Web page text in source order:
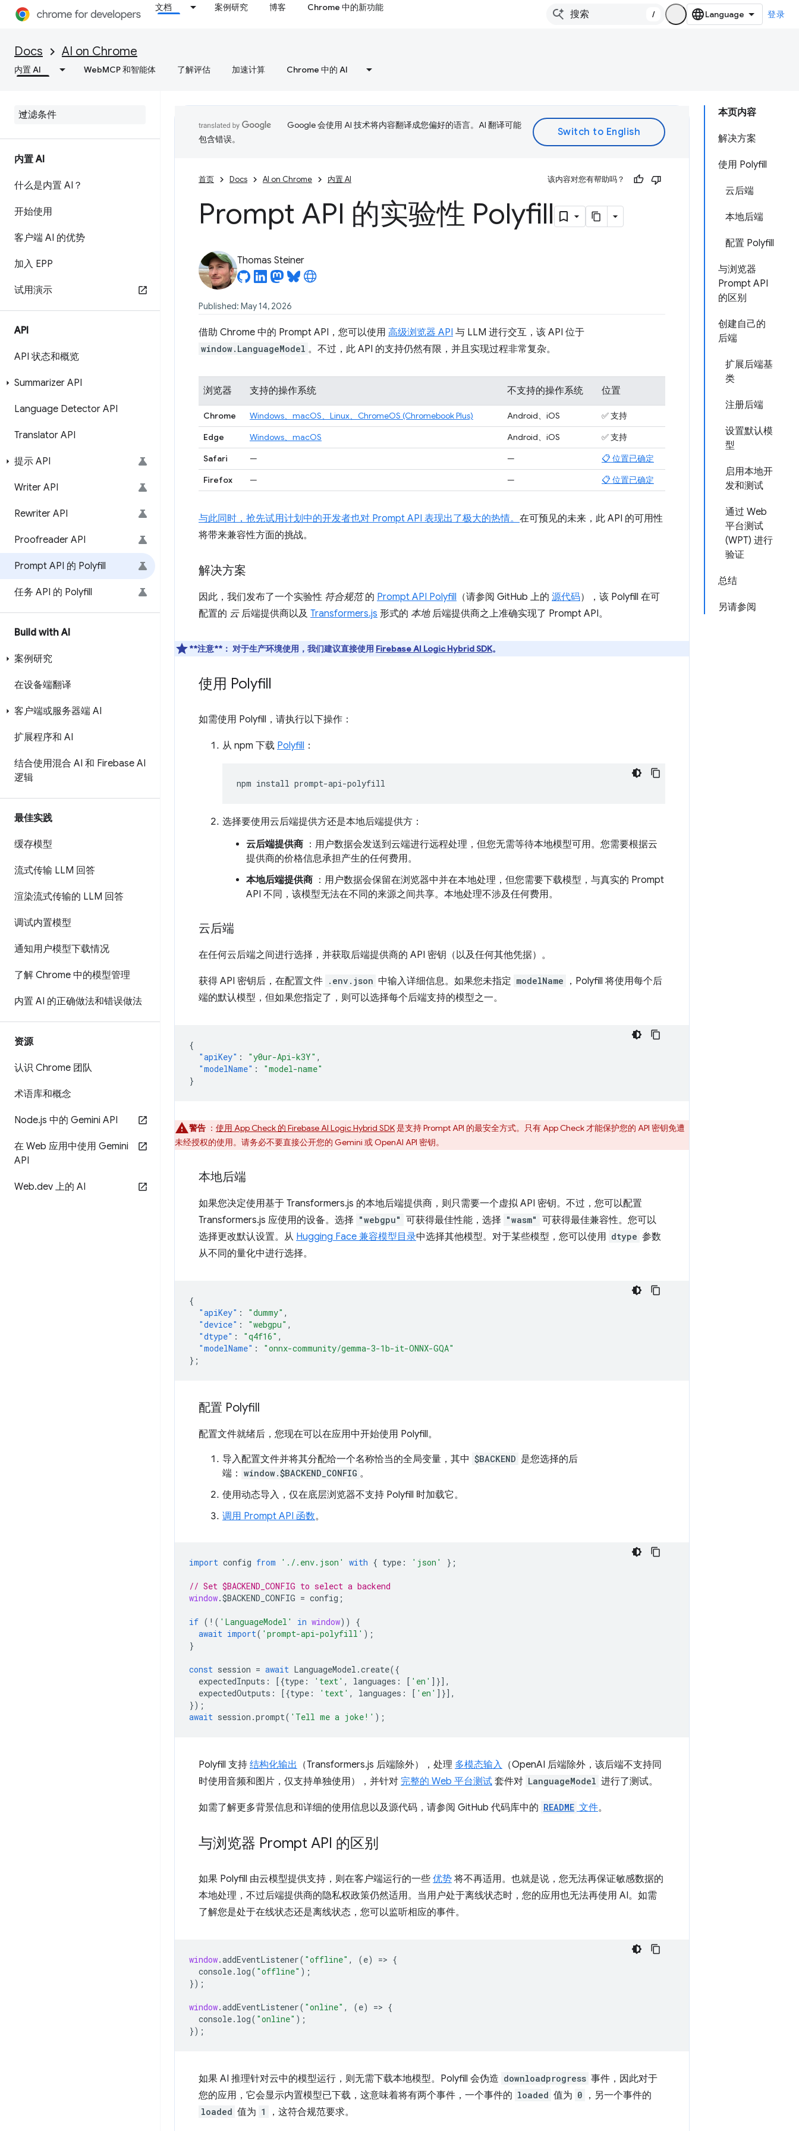
文档 案例研究 博客 Chrome 中的新功能
/ 登录
Docs AI on Chrome
内置 AI WebMCP 和智能体 了解评估 加速计算 Chrome 中的 AI
内置 AI
什么是内置 AI？
开始使用
客户端 AI 的优势
加入 EPP
试用演示
API
API 状态和概览
Summarizer API
Language Detector API
Translator API
提示 API
Writer API
Rewriter API
Proofreader API
Prompt API 的 Polyfill
任务 API 的 Polyfill
Build with AI
案例研究
在设备端翻译
客户端或服务器端 AI
扩展程序和 AI
结合使用混合 AI 和 Firebase AI
逻辑
最佳实践
缓存模型
流式传输 LLM 回答
渲染流式传输的 LLM 回答
调试内置模型
通知用户模型下载情况
了解 Chrome 中的模型管理
内置 AI 的正确做法和错误做法
资源
认识 Chrome 团队
术语库和概念
Node.js 中的 Gemini API
在 Web 应用中使用 Gemini
API
Web.dev 上的 AI
本页内容
解决方案
使用 Polyfill
云后端
本地后端
配置 Polyfill
与浏览器
Prompt API
的区别
创建自己的
后端
扩展后端基
类
注册后端
设置默认模
型
启用本地开
发和测试
通过 Web
平台测试
(WPT) 进行
验证
总结
另请参阅
Google 会使用 AI 技术将内容翻译成您偏好的语言。AI 翻译可能
包含错误。
首页 Docs AI on Chrome 内置 AI 该内容对您有帮助吗？
Prompt API 的实验性 Polyfill
Thomas Steiner
Published: May 14, 2026
借助 Chrome 中的 Prompt API，您可以使用 高级浏览器 API 与 LLM 进行交互，该 API 位于
window.LanguageModel 。不过，此 API 的支持仍然有限，并且实现过程非常复杂。
浏览器 支持的操作系统 不支持的操作系统 位置
Chrome Windows、macOS、Linux、ChromeOS (Chromebook Plus) Android、iOS
✅ 支持
Edge
Windows、macOS Android、iOS
✅ 支持
Safari
— —
📋 位置已确定
Firefox
— — 📋 位置已确定
与此同时，抢先试用计划中的开发者也对 Prompt API 表现出了极大的热情。 在可预见的未来，此 API 的可用性
将带来兼容性方面的挑战。
解决方案
因此，我们发布了一个实验性 符合规范的 Prompt API Polyfill （请参阅 GitHub 上的 源代码），该 Polyfill 在可
配置的 云后端提供商以及 Transformers.js 形式的 本地后端提供商之上准确实现了 Prompt API。
**注意**： 对于生产环境使用，我们建议直接使用 Firebase AI Logic Hybrid SDK。
使用 Polyfill
如需使用 Polyfill，请执行以下操作：
从 npm 下载 Polyfill ：
npm install
选择要使用云后端提供方还是本地后端提供方：
云后端提供商 ：用户数据会发送到云端进行远程处理，但您无需等待本地模型可用。您需要根据云
提供商的价格信息承担产生的任何费用。
本地后端提供商 ：用户数据会保留在浏览器中并在本地处理，但您需要下载模型，与真实的 Prompt
API 不同，该模型无法在不同的来源之间共享。本地处理不涉及任何费用。
云后端
在任何云后端之间进行选择，并获取后端提供商的 API 密钥（以及任何其他凭据）。
获得 API 密钥后，在配置文件 .env.json 中输入详细信息。如果您未指定 modelName
，Polyfill 将使用每个后
端的默认模型，但如果您指定了，则可以选择每个后端支持的模型之一。
{
"apiKey" : "y0ur-Api-k3Y" ,
"modelName" :
"model-name"
}
警告 ： 使用 App Check 的 Firebase AI Logic Hybrid SDK是支持 Prompt API 的最安全方式。只有 App Check 才能保护您的 API 密钥免遭
未经授权的使用。请务必不要直接公开您的 Gemini 或 OpenAI API 密钥。
本地后端
如果您决定使用基于 Transformers.js 的本地后端提供商，则只需要一个虚拟 API 密钥。不过，您可以配置
Transformers.js 应使用的设备。选择 "webgpu" 可获得最佳性能，选择 "wasm" 可获得最佳兼容性。您可以
选择更改默认设置。从 Hugging Face 兼容模型目录中选择其他模型。对于某些模型，您可以使用 dtype 参数
从不同的量化中进行选择。
{
"apiKey" : "dummy" ,
"device" : "webgpu" ,
"dtype" : "q4f16" ,
"modelName" :
"onnx-community/gemma-3-1b-it-ONNX-GQA"
} ;
配置 Polyfill
配置文件就绪后，您现在可以在应用中开始使用 Polyfill。
导入配置文件并将其分配给一个名称恰当的全局变量，其中 $BACKEND 是您选择的后
端： window.$BACKEND_CONFIG 。
使用动态导入，仅在底层浏览器不支持 Polyfill 时加载它。
调用 Prompt API 函数。
import config from './.env.json' with { type : 'json' };
// Set $BACKEND_CONFIG to select a backend
window.$BACKEND_CONFIG = config ;
if ( ! ( 'LanguageModel' in window))
{
await import( 'prompt-api-polyfill' );
}
const session = await LanguageModel .create({
expectedInputs : [{type : 'text' , languages : [ 'en' ]}],
expectedOutputs : [{type : 'text' , languages : [ 'en' ]}],
});
await session .prompt( 'Tell me a joke!' );
Polyfill 支持 结构化输出 （Transformers.js 后端除外），处理 多模态输入 （OpenAI 后端除外，该后端不支持同
时使用音频和图片，仅支持单独使用），并针对 完整的 Web 平台测试 套件对 LanguageModel 进行了测试。
如需了解更多背景信息和详细的使用信息以及源代码，请参阅 GitHub 代码库中的 README 文件。
与浏览器 Prompt API 的区别
如果 Polyfill 由云模型提供支持，则在客户端运行的一些 优势 将不再适用。也就是说，您无法再保证敏感数据的
本地处理，不过后端提供商的隐私权政策仍然适用。当用户处于离线状态时，您的应用也无法再使用 AI。如需
了解您是处于在线状态还是离线状态，您可以监听相应的事件。
window.addEventListener( "offline" , (e) => {
console. log( "offline" );
});
window.addEventListener( "online" , (e) => {
console. log( "online" );
});
如果 AI 推理针对云中的模型运行，则无需下载本地模型。Polyfill 会伪造 downloadprogress 事件，因此对于
您的应用，它会显示内置模型已下载，这意味着将有两个事件，一个事件的 loaded 值为 0 ，另一个事件的
loaded 值为 1 ，这符合规范要求。